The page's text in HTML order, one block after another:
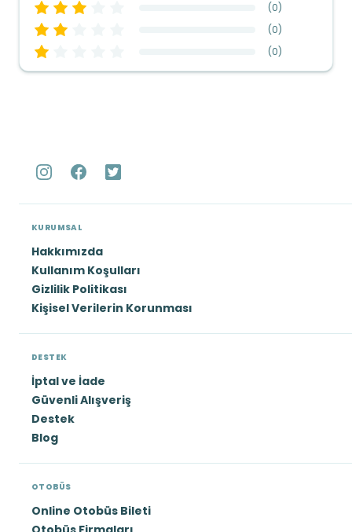
(0)
(0)
(0)
KURUMSAL
Hakkımızda
Kullanım Koşulları
Gizlilik Politikası
Kişisel Verilerin Korunması
DESTEK
İptal ve İade
Güvenli Alışveriş
Destek
Blog
OTOBÜS
Online Otobüs Bileti